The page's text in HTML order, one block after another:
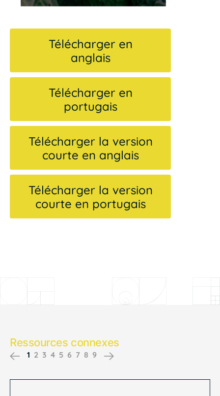
Télécharger en
anglais
Télécharger en
portugais
Télécharger la version
courte en anglais
Télécharger la version
courte en portugais
Ressources connexes
Previous
1 2 3 4 5 6 7 8 9